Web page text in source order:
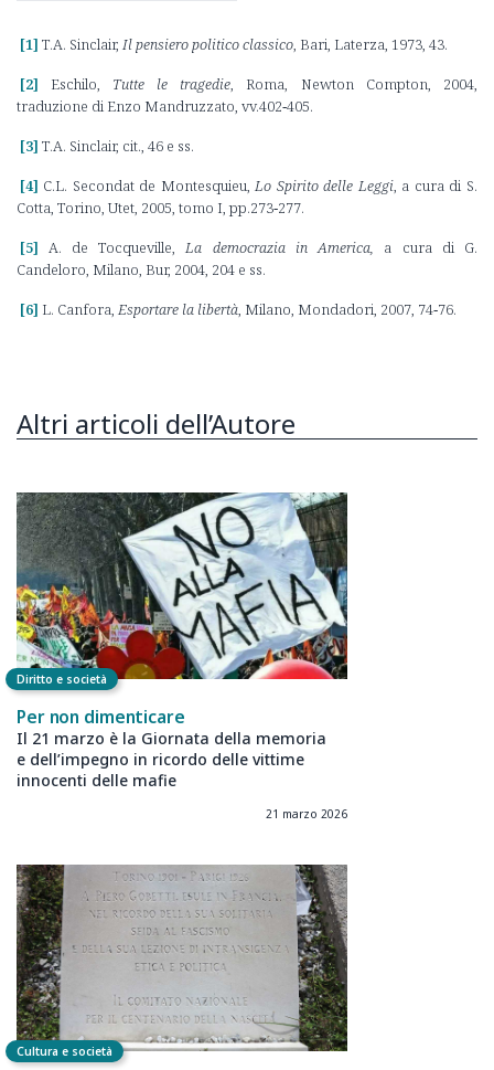
[1] T.A. Sinclair, Il pensiero politico classico, Bari, Laterza, 1973, 43.
[2] Eschilo, Tutte le tragedie, Roma, Newton Compton, 2004,
traduzione di Enzo Mandruzzato, vv.402‑405.
[3] T.A. Sinclair, cit., 46 e ss.
[4] C.L. Secondat de Montesquieu,Lo Spirito delle Leggi, a cura di S.
Cotta, Torino, Utet, 2005, tomo I, pp.273‑277.
[5] A. de Tocqueville,La democrazia in America, a cura di G.
Candeloro, Milano, Bur, 2004, 204 e ss.
[6] L. Canfora, Esportare la libertà, Milano, Mondadori, 2007, 74‑76.
Altri articoli dell’Autore
Diritto e società
Per non dimenticare
Il 21 marzo è la Giornata della memoria
e dell’impegno in ricordo delle vittime
innocenti delle mafie
21 marzo 2026
Cultura e società